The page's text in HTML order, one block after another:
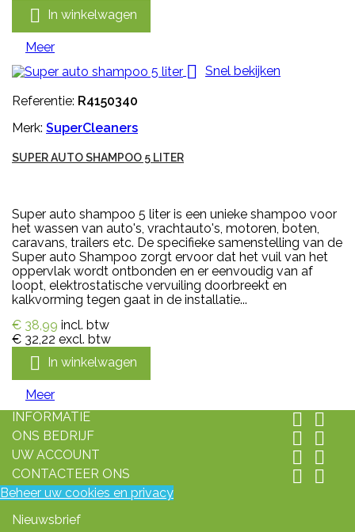
 In winkelwagen
Meer
 Snel bekijken
Referentie: R4150340
Merk: SuperCleaners
SUPER AUTO SHAMPOO 5 LITER
Super auto shampoo 5 liter is een unieke shampoo voor
het wassen van auto's, vrachtauto's, motoren, boten,
caravans, trailers etc. De specifieke samenstelling van de
Super auto Shampoo zorgt ervoor dat het vuil van het
oppervlak wordt ontbonden en er eenvoudig van af
loopt, elektrostatische vervuiling doorbreekt en
kalkvorming tegen gaat in de installatie...
€ 38,99 incl. btw
€ 32,22 excl. btw
 In winkelwagen
Meer
INFORMATIE
 
ONS BEDRIJF  
UW ACCOUNT  
CONTACTEER ONS  
Beheer uw cookies en privacy
Nieuwsbrief